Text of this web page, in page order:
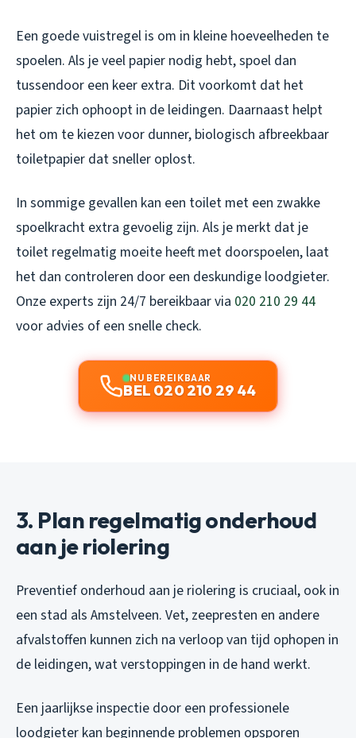
Een goede vuistregel is om in kleine hoeveelheden te
spoelen. Als je veel papier nodig hebt, spoel dan
tussendoor een keer extra. Dit voorkomt dat het
papier zich ophoopt in de leidingen. Daarnaast helpt
het om te kiezen voor dunner, biologisch afbreekbaar
toiletpapier dat sneller oplost.
In sommige gevallen kan een toilet met een zwakke
spoelkracht extra gevoelig zijn. Als je merkt dat je
toilet regelmatig moeite heeft met doorspoelen, laat
het dan controleren door een deskundige loodgieter.
Onze experts zijn 24/7 bereikbaar via 020 210 29 44
voor advies of een snelle check.
NU BEREIKBAAR
BEL 020 210 29 44
3. Plan regelmatig onderhoud
aan je riolering
Preventief onderhoud aan je riolering is cruciaal, ook in
een stad als Amstelveen. Vet, zeepresten en andere
afvalstoffen kunnen zich na verloop van tijd ophopen in
de leidingen, wat verstoppingen in de hand werkt.
Een jaarlijkse inspectie door een professionele
loodgieter kan beginnende problemen opsporen